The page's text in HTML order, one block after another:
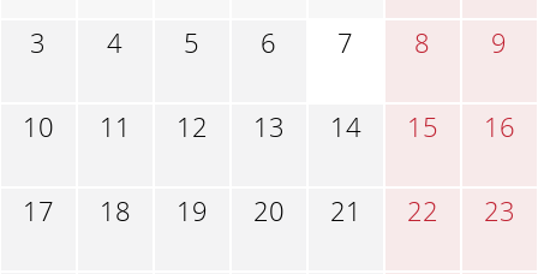
3 4 5 6 7 8 9
10 11 12 13 14 15 16
17 18 19 20 21 22 23